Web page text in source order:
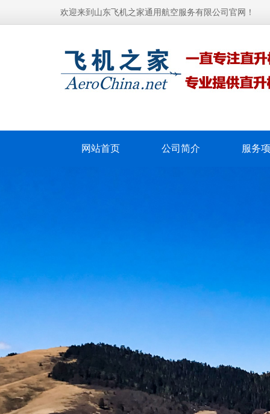
欢迎来到山东飞机之家通用航空服务有限公司官网！
网站首页 公司简介 服务